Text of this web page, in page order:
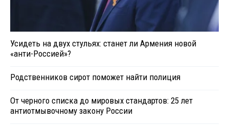
Усидеть на двух стульях: станет ли Армения новой
«анти-Россией»?
Родственников сирот поможет найти полиция
От черного списка до мировых стандартов: 25 лет
антиотмывочному закону России